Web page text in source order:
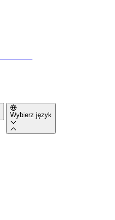
Wybierz język